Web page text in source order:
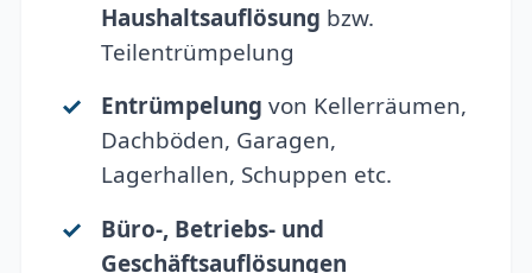
Haushaltsauflösung bzw.
Teilentrümpelung
Entrümpelung von Kellerräumen,
Dachböden, Garagen,
Lagerhallen, Schuppen etc.
Büro-, Betriebs- und
Geschäftsauflösungen